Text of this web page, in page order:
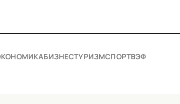
БИЗНЕСТУРИЗМСПОРТВЭФ